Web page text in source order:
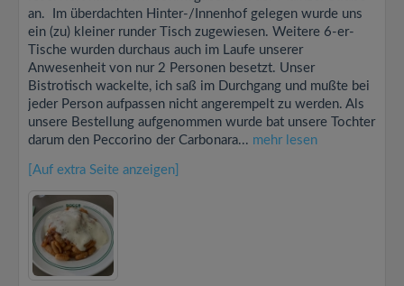
an. Im überdachten Hinter-/Innenhof gelegen wurde uns
ein (zu) kleiner runder Tisch zugewiesen. Weitere 6-er-
Tische wurden durchaus auch im Laufe unserer
Anwesenheit von nur 2 Personen besetzt. Unser
Bistrotisch wackelte, ich saß im Durchgang und mußte bei
jeder Person aufpassen nicht angerempelt zu werden. Als
unsere Bestellung aufgenommen wurde bat unsere Tochter
darum den Peccorino der Carbonara... mehr lesen
[Auf extra Seite anzeigen]